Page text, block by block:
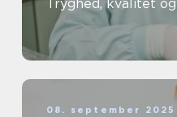
Tryghed, kvalitet
08. september 2025